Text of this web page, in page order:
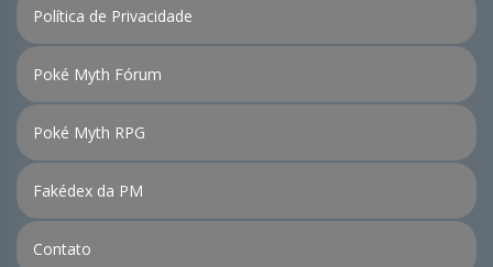
Política de Privacidade
Poké Myth Fórum
Poké Myth RPG
Fakédex da PM
Contato